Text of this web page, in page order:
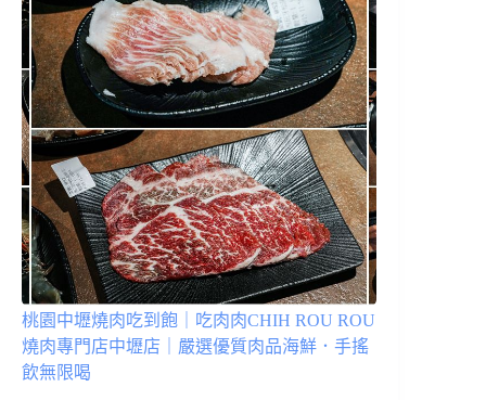
桃園中壢燒肉吃到飽｜吃肉肉CHIH ROU ROU
燒肉專門店中壢店｜嚴選優質肉品海鮮．手搖
飲無限喝